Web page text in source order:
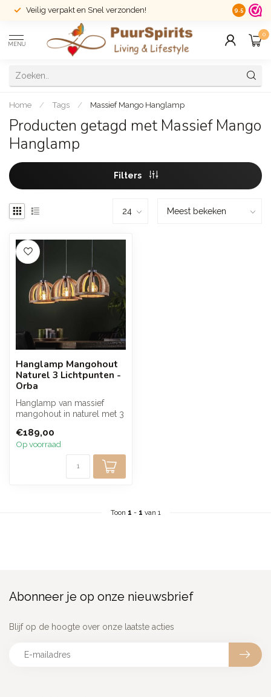
Veilig verpakt en Snel verzonden! 14 dagen
9.5
MENU
0
Home / Tags / Massief Mango Hanglamp
Producten getagd met Massief Mango
Hanglamp
Filters
Hanglamp Mangohout
Naturel 3 Lichtpunten -
Orba
Hanglamp van massief
mangohout in naturel met 3
open ...
€189,00
Op voorraad
Toon 1 - 1 van 1
Abonneer je op onze nieuwsbrief
Blijf op de hoogte over onze laatste acties